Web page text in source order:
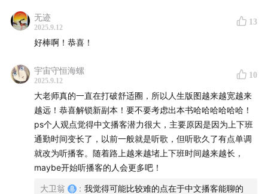
无迹
2025.9.12
13
好棒啊！恭喜！
宇宙守恒海螺
2025.9.12
10
大老师真的一直在打破舒适圈，所以人生版图越来越宽越来
越远！恭喜解锁新副本！要不要考虑出本书哈哈哈哈哈哈！
ps个人观点觉得中文播客潜力很大，主要原因是因为上下班
通勤时间变长了，以前一般就是听歌，但听歌久了有点单调
就改为听播客。随着路上越来越堵上下班时间越来越长，
maybe开始听播客的人会更多吧！
大卫翁 : 我觉得可能比较难的点在于中文播客能聊的